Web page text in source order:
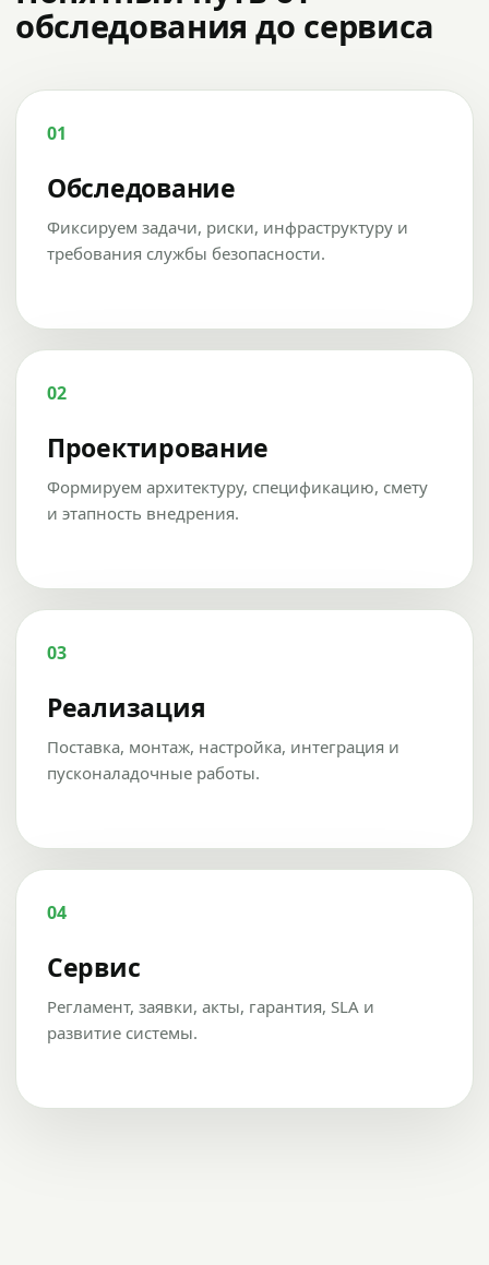
обследования до сервиса
01
Обследование
Фиксируем задачи, риски, инфраструктуру и
требования службы безопасности.
02
Проектирование
Формируем архитектуру, спецификацию, смету
и этапность внедрения.
03
Реализация
Поставка, монтаж, настройка, интеграция и
пусконаладочные работы.
04
Сервис
Регламент, заявки, акты, гарантия, SLA и
развитие системы.